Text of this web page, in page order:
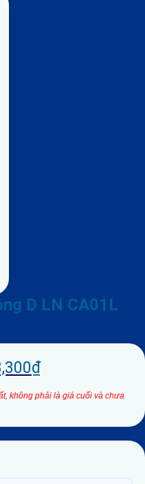
D LN CA01L
₫
không phải là giá cuối và chưa